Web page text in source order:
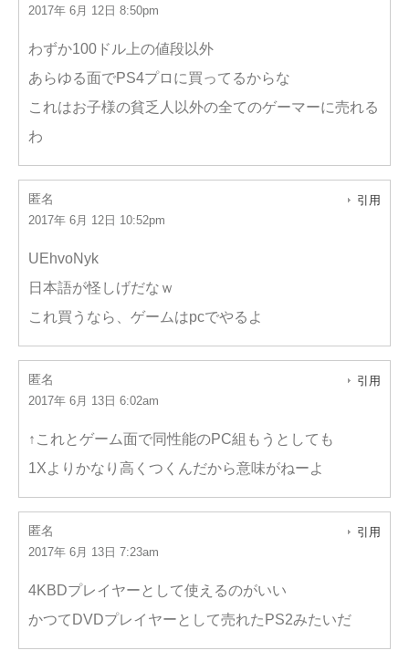
2017年 6月 12日 8:50pm
わずか100ドル上の値段以外
あらゆる面でPS4プロに買ってるからな
これはお子様の貧乏人以外の全てのゲーマーに売れる
わ
匿名
2017年 6月 12日 10:52pm
引用
UEhvoNyk
日本語が怪しげだなｗ
これ買うなら、ゲームはpcでやるよ
匿名
2017年 6月 13日 6:02am
引用
↑これとゲーム面で同性能のPC組もうとしても
1Xよりかなり高くつくんだから意味がねーよ
匿名
2017年 6月 13日 7:23am
引用
4KBDプレイヤーとして使えるのがいい
かつてDVDプレイヤーとして売れたPS2みたいだ